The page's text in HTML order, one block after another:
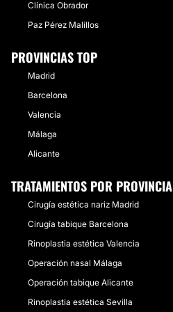
Clínica Obrador
Paz Pérez Malillos
PROVINCIAS TOP
Madrid
Barcelona
Valencia
Málaga
Alicante
TRATAMIENTOS POR PROVINCIA
Cirugía estética nariz Madrid
Cirugía tabique Barcelona
Rinoplastia estética Valencia
Operación nasal Málaga
Operación tabique Alicante
Rinoplastia estética Sevilla